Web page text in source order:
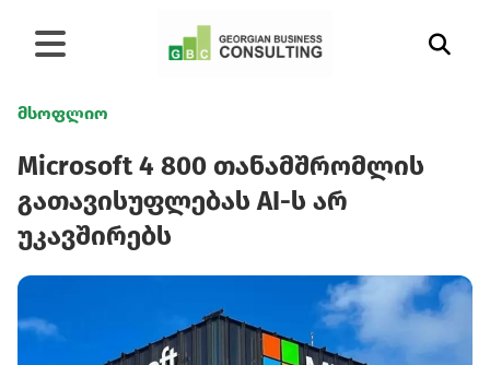
მსოფლიო
Microsoft 4 800 თანამშრომლის
გათავისუფლებას AI-ს არ
უკავშირებს